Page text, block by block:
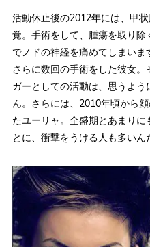
活動休止後の2012年には、甲
覚。手術をして、腫瘍を取り
でノドの神経を痛めてしまい
さらに数回の手術をした彼女
ガーとしての活動は、思うよ
ん。さらには、2010年頃から
たユーリャ。全盛期とあまり
とに、衝撃をうける人も多いん